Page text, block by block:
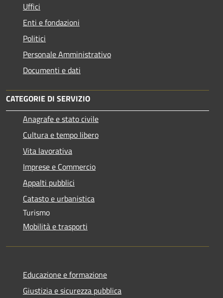
Uffici
Enti e fondazioni
Politici
Personale Amministrativo
Documenti e dati
CATEGORIE DI SERVIZIO
Anagrafe e stato civile
Cultura e tempo libero
Vita lavorativa
Imprese e Commercio
Appalti pubblici
Catasto e urbanistica
Turismo
Mobilità e trasporti
Educazione e formazione
Giustizia e sicurezza pubblica